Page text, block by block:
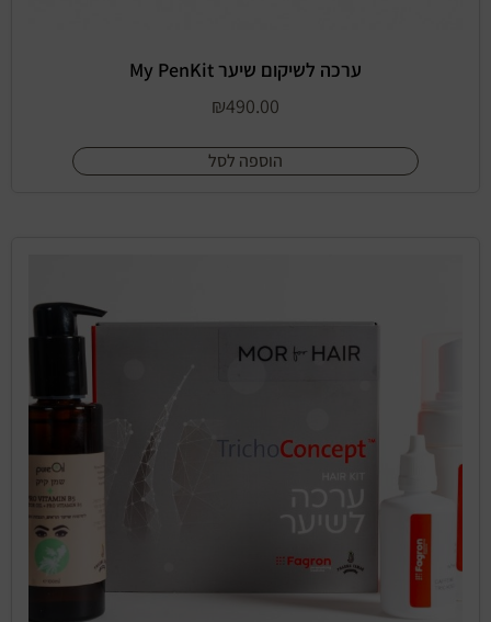
ערכה לשיקום שיער My PenKit
₪490.00
הוספה לסל